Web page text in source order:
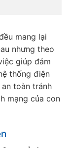
mang lại
nhưng theo
giúp đảm
thống điện
toàn tránh
mạng của con